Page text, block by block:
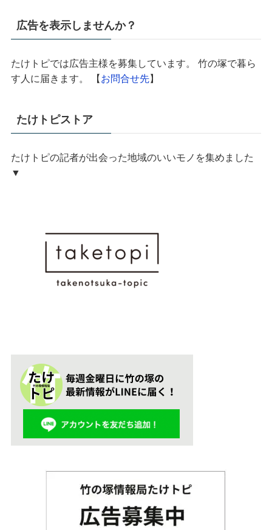
広告を表示しませんか？
たけトピでは広告主様を募集しています。 竹の塚で暮ら
す人に届きます。 【 お問合せ先】
たけトピストア
たけトピの記者が出会った地域のいいモノを集めました
▼